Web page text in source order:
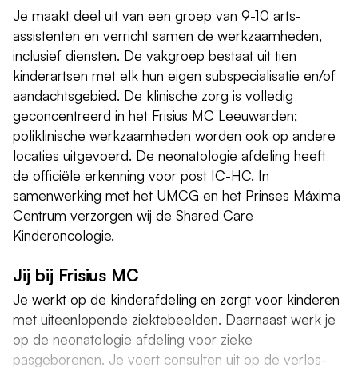
Je maakt deel uit van een groep van 9-10 arts-
assistenten en verricht samen de werkzaamheden,
inclusief diensten. De vakgroep bestaat uit tien
kinderartsen met elk hun eigen subspecialisatie en/of
aandachtsgebied. De klinische zorg is volledig
geconcentreerd in het Frisius MC Leeuwarden;
poliklinische werkzaamheden worden ook op andere
locaties uitgevoerd. De neonatologie afdeling heeft
de officiële erkenning voor post IC-HC. In
samenwerking met het UMCG en het Prinses Máxima
Centrum verzorgen wij de Shared Care
Kinderoncologie.
Jij bij Frisius MC
Je werkt op de kinderafdeling en zorgt voor kinderen
met uiteenlopende ziektebeelden. Daarnaast werk je
op de neonatologie afdeling voor zieke
pasgeborenen. Je voert consulten uit op de verlos-